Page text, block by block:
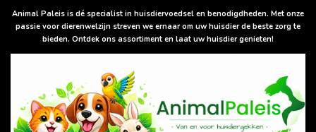
p
p
Animal Paleis is dé specialist in huisdiervoedsel en benodigdheden. Met onze
passie voor dierenwelzijn streven we ernaar om uw huisdier de beste zorg te
bieden. Ontdek ons assortiment en laat uw huisdier genieten!